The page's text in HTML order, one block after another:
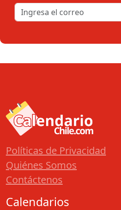
Políticas de Privacidad
Quiénes Somos
Contáctenos
Calendarios